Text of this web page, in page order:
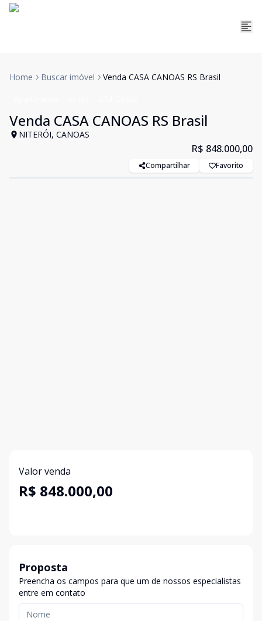
Home Buscar imóvel Venda CASA CANOAS RS Brasil
Venda CASA CANOAS RS Brasil
NITERÓI, CANOAS
R$ 848.000,00
Compartilhar Favorito
Valor venda
R$ 848.000,00
Proposta
Preencha os campos para que um de nossos especialistas
entre em contato